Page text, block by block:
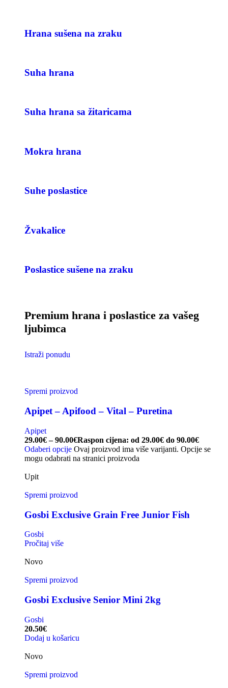
Hrana sušena na zraku
Suha hrana
Suha hrana sa žitaricama
Mokra hrana
Suhe poslastice
Žvakalice
Poslastice sušene na zraku
Premium hrana i poslastice za vašeg
ljubimca
Istraži ponudu
Spremi proizvod
Apipet – Apifood – Vital – Puretina
Apipet
29.00€ – 90.00€Raspon cijena: od 29.00€ do 90.00€
Odaberi opcije Ovaj proizvod ima više varijanti. Opcije se
mogu odabrati na stranici proizvoda
Upit
Spremi proizvod
Gosbi Exclusive Grain Free Junior Fish
Gosbi
Pročitaj više
Novo
Spremi proizvod
Gosbi Exclusive Senior Mini 2kg
Gosbi
20.50€
Dodaj u košaricu
Novo
Spremi proizvod